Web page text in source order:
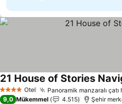
4 Yıldız Otel Panoramik manzaralı çatı
21 House of Stories
9,0 Mükemmel 4.515 Şehir